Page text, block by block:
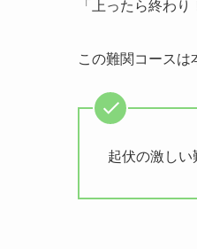
「上ったら終わ
この難関コースは
起伏の激し